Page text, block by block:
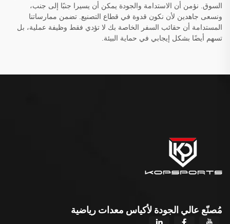
السوق. نؤمن أن الاستدامة والجودة يمكن أن يسيرا جنبًا إلى جنب،
ونسعى جاهدين لأن نكون قدوة في قطاع التصنيع. تضمن ممارساتنا
المستدامة أن حقائب السفر الخاصة بك لا تؤدي فقط وظيفة عملية، بل
تسهم أيضًا بشكل إيجابي في حماية البيئة.
مُصنّع عالي الجودة لأكياس معدات رياضية